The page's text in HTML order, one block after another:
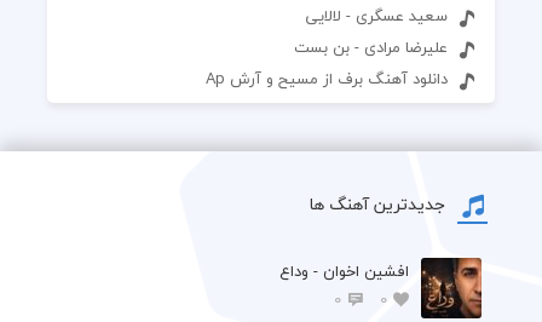
سعید عسگری - لالایی
علیرضا مرادی - بن بست
دانلود آهنگ برف از مسیح و آرش Ap
جدیدترین آهنگ ها
افشين اخوان - وداع
0
0